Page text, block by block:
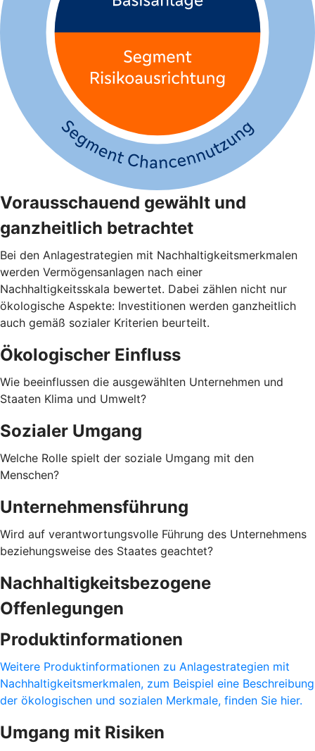
Vorausschauend gewählt und
ganzheitlich betrachtet
Bei den Anlagestrategien mit Nachhaltigkeitsmerkmalen
werden Vermögensanlagen nach einer
Nachhaltigkeitsskala bewertet. Dabei zählen nicht nur
ökologische Aspekte: Investitionen werden ganzheitlich
auch gemäß sozialer Kriterien beurteilt.
Ökologischer Einfluss
Wie beeinflussen die ausgewählten Unternehmen und
Staaten Klima und Umwelt?
Sozialer Umgang
Welche Rolle spielt der soziale Umgang mit den
Menschen?
Unternehmensführung
Wird auf verantwortungsvolle Führung des Unternehmens
beziehungsweise des Staates geachtet?
Nachhaltigkeitsbezogene
Offenlegungen
Produktinformationen
Weitere Produktinformationen zu Anlagestrategien mit
Nachhaltigkeitsmerkmalen, zum Beispiel eine Beschreibung
der ökologischen und sozialen Merkmale, finden Sie hier.
Umgang mit Risiken